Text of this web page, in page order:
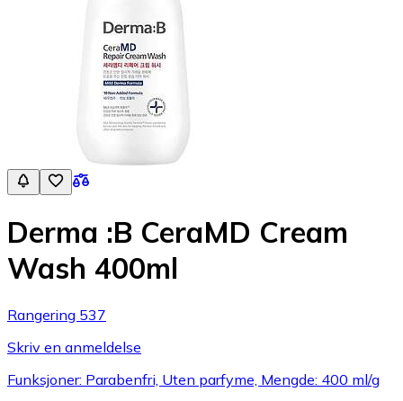
Derma :B CeraMD Cream
Wash 400ml
Rangering 537
Skriv en anmeldelse
Funksjoner: Parabenfri, Uten parfyme, Mengde: 400 ml/g